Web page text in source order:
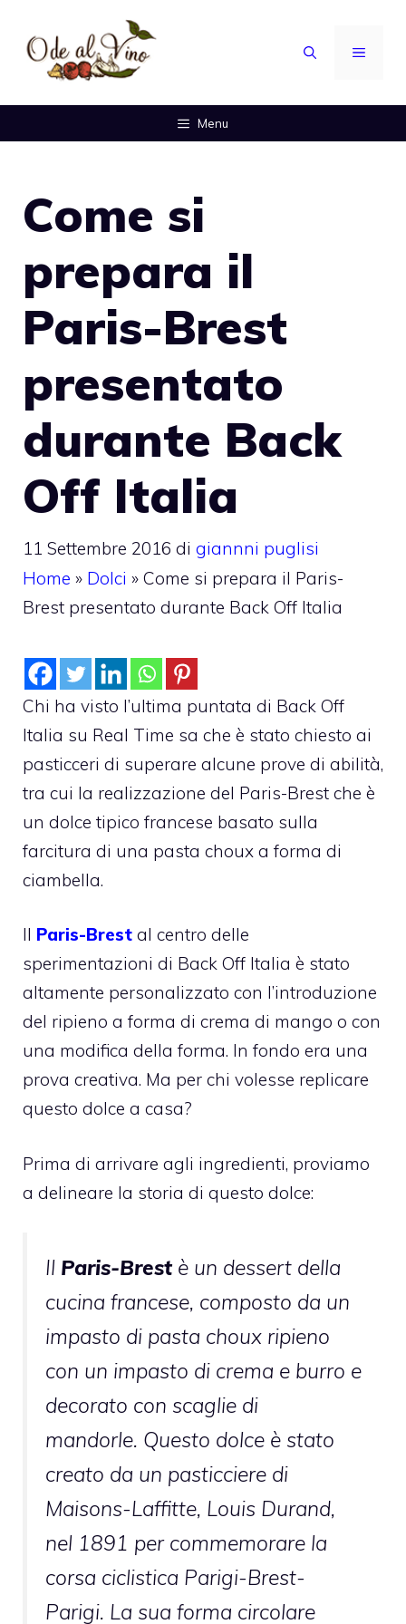
contenuto
MENU
Menu
Come si
prepara il
Paris-Brest
presentato
durante Back
Off Italia
11 Settembre 2016 di giannni puglisi
Home » Dolci » Come si prepara il Paris-
Brest presentato durante Back Off Italia
Chi ha visto l’ultima puntata di Back Off
Italia su Real Time sa che è stato chiesto ai
pasticceri di superare alcune prove di abilità,
tra cui la realizzazione del Paris-Brest che è
un dolce tipico francese basato sulla
farcitura di una pasta choux a forma di
ciambella.
Il Paris-Brest al centro delle
sperimentazioni di Back Off Italia è stato
altamente personalizzato con l’introduzione
del ripieno a forma di crema di mango o con
una modifica della forma. In fondo era una
prova creativa. Ma per chi volesse replicare
questo dolce a casa?
Prima di arrivare agli ingredienti, proviamo
a delineare la storia di questo dolce:
Il Paris-Brest è un dessert della
cucina francese, composto da un
impasto di pasta choux ripieno
con un impasto di crema e burro e
decorato con scaglie di
mandorle. Questo dolce è stato
creato da un pasticciere di
Maisons-Laffitte, Louis Durand,
nel 1891 per commemorare la
corsa ciclistica Parigi-Brest-
Parigi. La sua forma circolare